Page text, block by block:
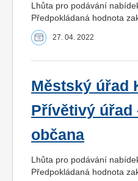
Lhůta pro podávání
Předpokládaná hodnota
27. 04. 2022
Městský úřad
Přívětivý úřad
občana
Lhůta pro podávání
Předpokládaná hodnota